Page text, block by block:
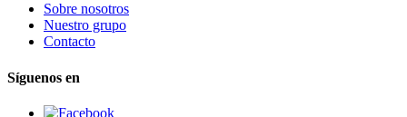
Sobre nosotros
Nuestro grupo
Contacto
Síguenos en